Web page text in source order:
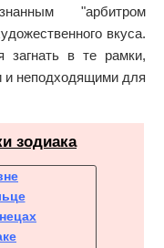
"арбитром
вкуса.
загнать в те рамки,
и неподходящими для
зодиака